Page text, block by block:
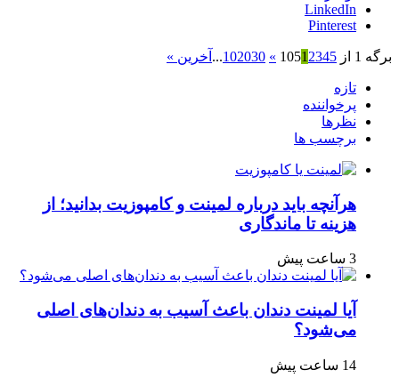
LinkedIn
Pinterest
برگه 1 از 105 1 2345
»
102030
... آخرین »
تازه
پرخواننده
نظرها
برچسب ها
هرآنچه باید درباره لمینت و کامپوزیت بدانید؛ از
هزینه تا ماندگاری
3 ساعت پیش
آیا لمینت دندان باعث آسیب به دندان‌های اصلی
می‌شود؟
14 ساعت پیش